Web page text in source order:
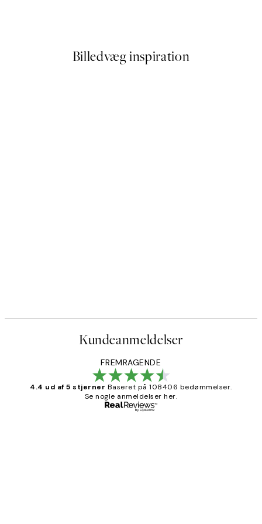
Billedvæg inspiration
Kundeanmeldelser
FREMRAGENDE
4.4 ud af 5 stjerner Baseret på 108406 bedømmelser.
Se nogle anmeldelser her.